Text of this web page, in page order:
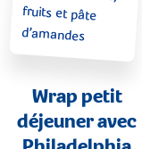
Wrap petit
déjeuner avec